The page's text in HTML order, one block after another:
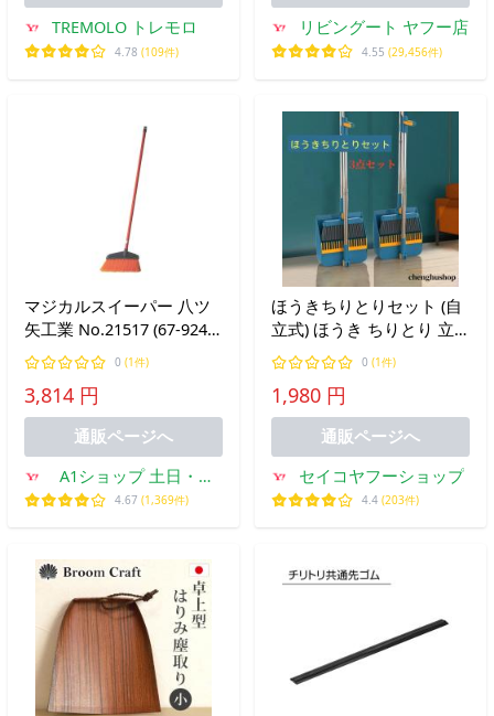
TREMOLO トレモロ
4.78 (109件)
リビングート ヤフー店
4.55 (29,456件)
マジカルスイーパー 八ツ
矢工業 No.21517 (67-9247-
11)
0 (1件)
3,814 円
通販ページへ
A1ショップ 土日・祝
日・夏季・年末年始休
4.67 (1,369件)
ほうきちりとりセット (自
立式) ほうき ちりとり 立
て式掃除セット3点セット
180°角度調節可能ほうき
回転式ほうき 収納便利 組
み立て簡単 室内 屋外
0 (1件)
1,980 円
通販ページへ
セイコヤフーショップ
4.4 (203件)